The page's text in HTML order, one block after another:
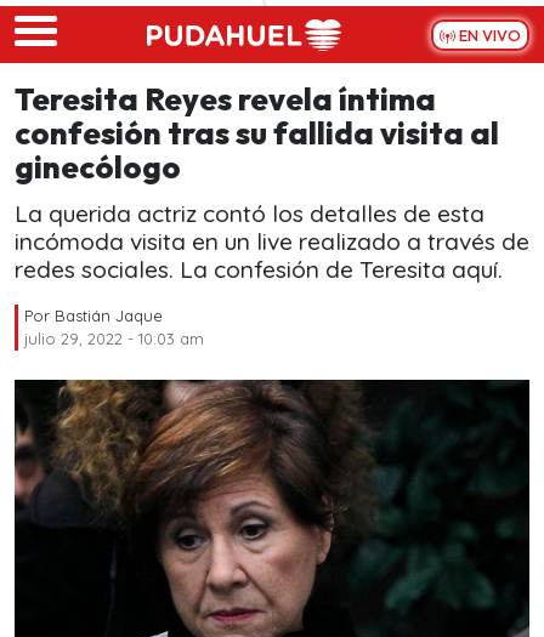
Skip to main content
EN VIVO
Teresita Reyes revela íntima
confesión tras su fallida visita al
ginecólogo
La querida actriz contó los detalles de esta
incómoda visita en un live realizado a través de
redes sociales. La confesión de Teresita aquí.
Por Bastián Jaque
julio 29, 2022 - 10:03 am